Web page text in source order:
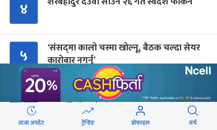
४
५
‘संसद्‍मा कालो चस्मा खोल्नू, बैठक चल्दा सेयर
कारोबार नगर्नू’
६
सुरक्षा रिपोर्ट : प्राज्ञिक आवरणमा तिब्बत पक्षीय
भाष्य निर्माणको योजना
ताजा अपडेट ट्रेन्डिङ प्रोफाइल सर्च